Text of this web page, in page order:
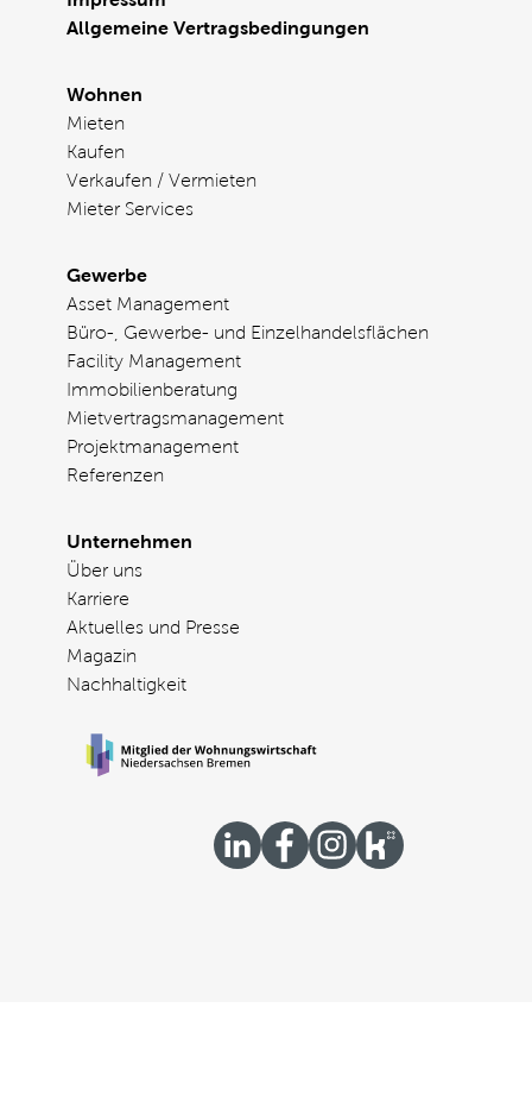
Allgemeine Vertragsbedingungen
Wohnen
Mieten
Kaufen
Verkaufen / Vermieten
Mieter Services
Gewerbe
Asset Management
Büro-, Gewerbe- und Einzelhandelsflächen
Facility Management
Immobilienberatung
Mietvertragsmanagement
Projektmanagement
Referenzen
Unternehmen
Über uns
Karriere
Aktuelles und Presse
Magazin
Nachhaltigkeit